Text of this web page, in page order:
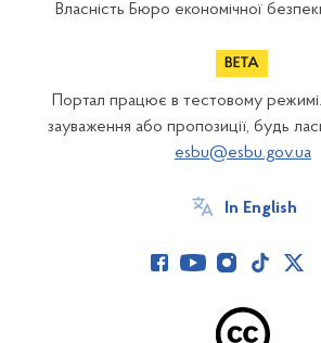
Власність Бюро економічної
Портал працює в тестовому
зауваження або пропозиції, будь
esbu@esbu.gov.ua
In English